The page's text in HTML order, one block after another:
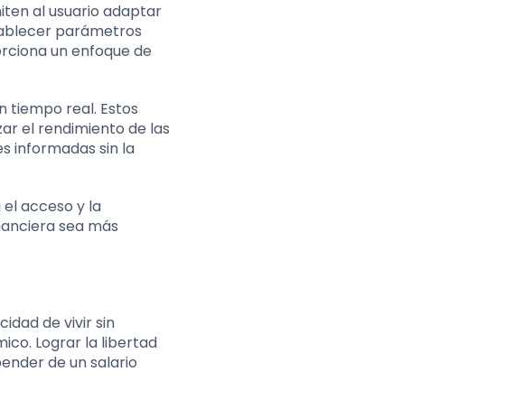
al usuario adaptar
parámetros
un enfoque de
tiempo real. Estos
el rendimiento de las
informadas sin la
acceso y la
sea más
de vivir sin
Lograr la libertad
de un salario